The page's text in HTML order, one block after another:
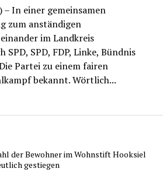
– In einer gemeinsamen
zum anständigen
im Landkreis
SPD, SPD, FDP, Linke, Bündnis
Partei zu einem fairen
bekannt. Wörtlich...
der Bewohner im Wohnstift Hooksiel
gestiegen